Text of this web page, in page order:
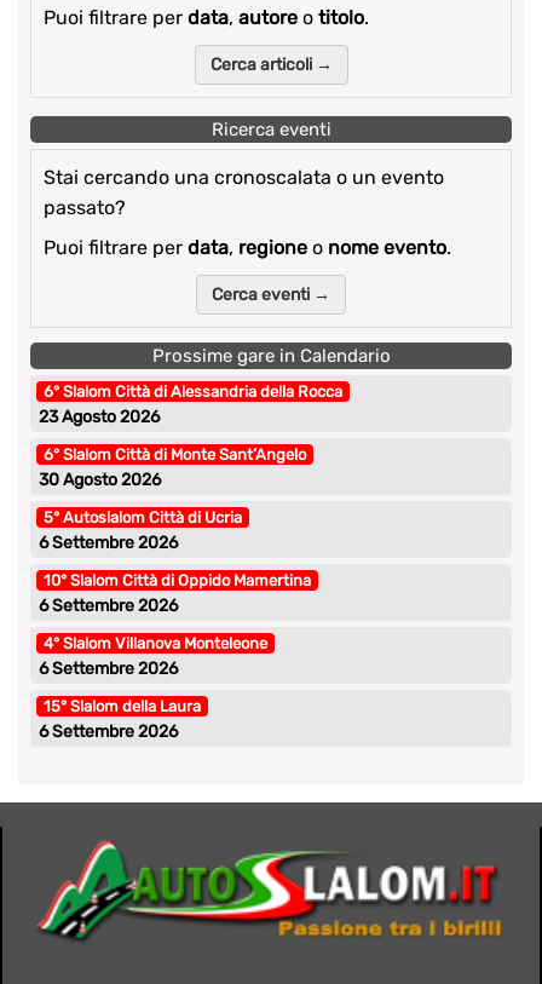
Puoi filtrare per data, autore o titolo.
Cerca articoli →
Ricerca eventi
Stai cercando una cronoscalata o un evento
passato?
Puoi filtrare per data, regione o nome evento.
Cerca eventi →
Prossime gare in Calendario
6° Slalom Città di Alessandria della Rocca
23 Agosto 2026
6° Slalom Città di Monte Sant’Angelo
30 Agosto 2026
5° Autoslalom Città di Ucria
6 Settembre 2026
10° Slalom Città di Oppido Mamertina
6 Settembre 2026
4° Slalom Villanova Monteleone
6 Settembre 2026
15° Slalom della Laura
6 Settembre 2026